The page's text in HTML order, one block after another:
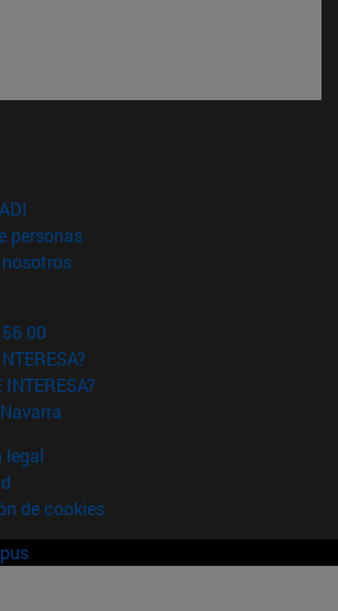
en nueva ventana)
personas(abre en nueva ventana)
(abre en nueva ventana)
00
INTERESA?
legal
de cookies